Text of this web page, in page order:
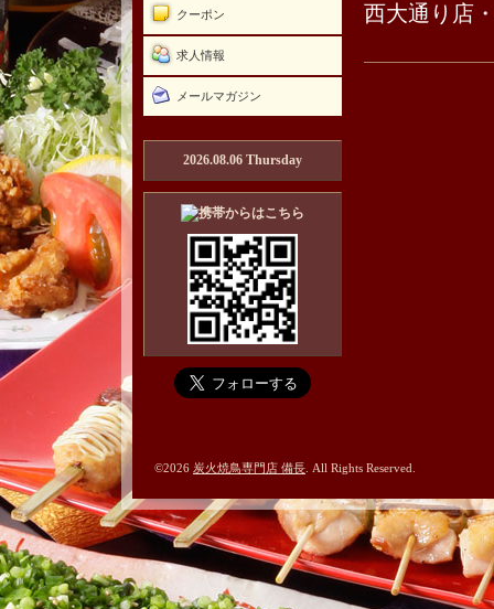
西大通り店
クーポン
求人情報
メールマガジン
2026.08.06 Thursday
©2026 炭火焼鳥専門店 備長 . All Rights Reserved.